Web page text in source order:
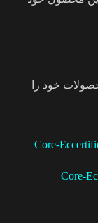
خود را
Core-Ec
Core-